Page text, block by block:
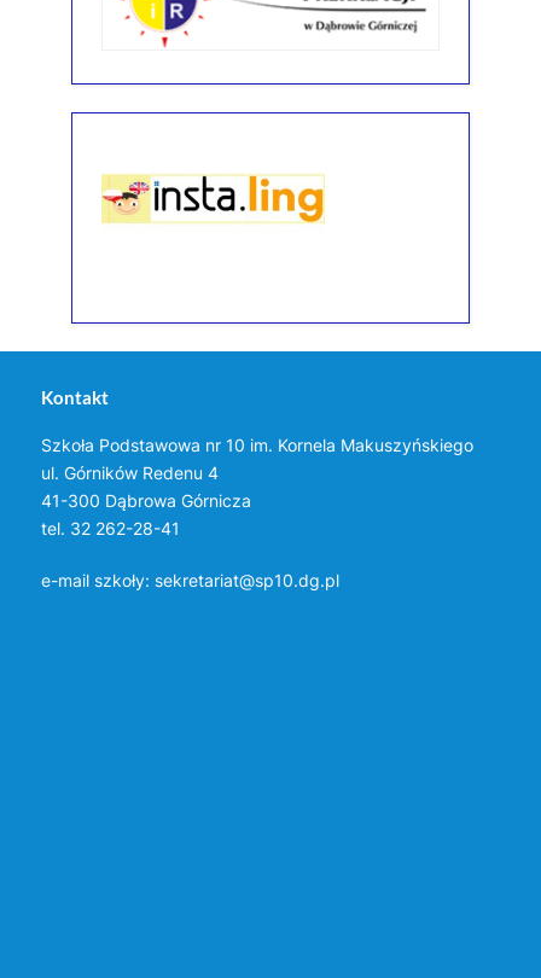
Kontakt
Szkoła Podstawowa nr 10 im. Kornela Makuszyńskiego
ul. Górników Redenu 4
41-300 Dąbrowa Górnicza
tel. 32 262-28-41
e-mail szkoły: sekretariat@sp10.dg.pl